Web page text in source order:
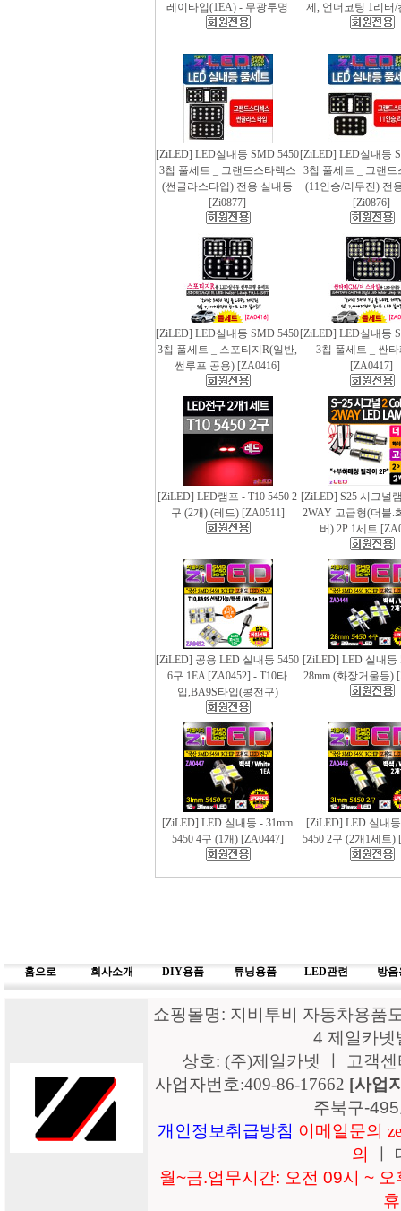
레이타입(1EA) - 무광투명
제, 언더코팅 1리터/
[ZiLED] LED실내등 SMD 5450
3칩 풀세트 _ 그랜드스타렉스
(썬글라스타입) 전용 실내등
[Zi0877]
[ZiLED] LED실내등
3칩 풀세트 _ 그랜드
(11인승/리무진) 전
[Zi0876]
[ZiLED] LED실내등 SMD 5450
3칩 풀세트 _ 스포티지R(일반,
썬루프 공용) [ZA0416]
[ZiLED] LED실내등
3칩 풀세트 _ 싼
[ZA0417]
[ZiLED] LED램프 - T10 5450 2
구 (2개) (레드) [ZA0511]
[ZiLED] S25 시그널
2WAY 고급형(더블.
버) 2P 1세트
[ZiLED] 공용 LED 실내등 5450
6구 1EA [ZA0452] - T10타
입,BA9S타입(콩전구)
[ZiLED] LED 실내등
28mm (화장거울등)
[ZiLED] LED 실내등 - 31mm
5450 4구 (1개) [ZA0447]
[ZiLED] LED 실내
5450 2구 (2개1세트)
홈으로 회사소개 DIY용품 튜닝용품 LED관련 방음
쇼핑몰명: 지비투비 자동차용품
4 제일카
상호: (주)제일카넷 ㅣ 고객
사업자번호:409-86-17662 [사업
주북구-
개인정보취급방침 이메일문의
의
월~금.업무시간: 오전 09시 ~